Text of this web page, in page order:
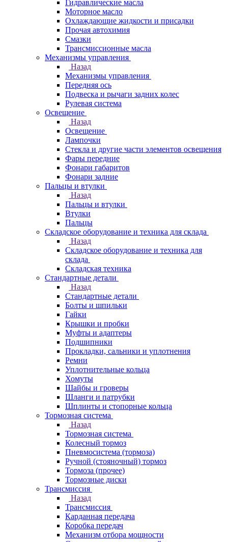
Гидравлические масла
Моторное масло
Охлаждающие жидкости и присадки
Прочая автохимия
Смазки
Трансмиссионные масла
Механизмы управления
Назад
Механизмы управления
Передняя ось
Подвеска и рычаги задних колес
Рулевая система
Освещение
Назад
Освещение
Лампочки
Стекла и другие части элементов освещения
Фары передние
Фонари габаритов
Фонари задние
Пальцы и втулки
Назад
Пальцы и втулки
Втулки
Пальцы
Складское оборудование и техника для склада
Назад
Складское оборудование и техника для
склада
Складская техника
Стандартные детали
Назад
Стандартные детали
Болты и шпильки
Гайки
Крышки и пробки
Муфты и адаптеры
Подшипники
Прокладки, сальники и уплотнения
Ремни
Уплотнительные кольца
Хомуты
Шайбы и гроверы
Шланги и патрубки
Шплинты и стопорные кольца
Тормозная система
Назад
Тормозная система
Колесный тормоз
Пневмосиcтема (тормоза)
Ручной (стояночный) тормоз
Тормоза (прочее)
Тормозные диски
Трансмиссия
Назад
Трансмиссия
Карданная передача
Коробка передач
Механизм отбора мощности